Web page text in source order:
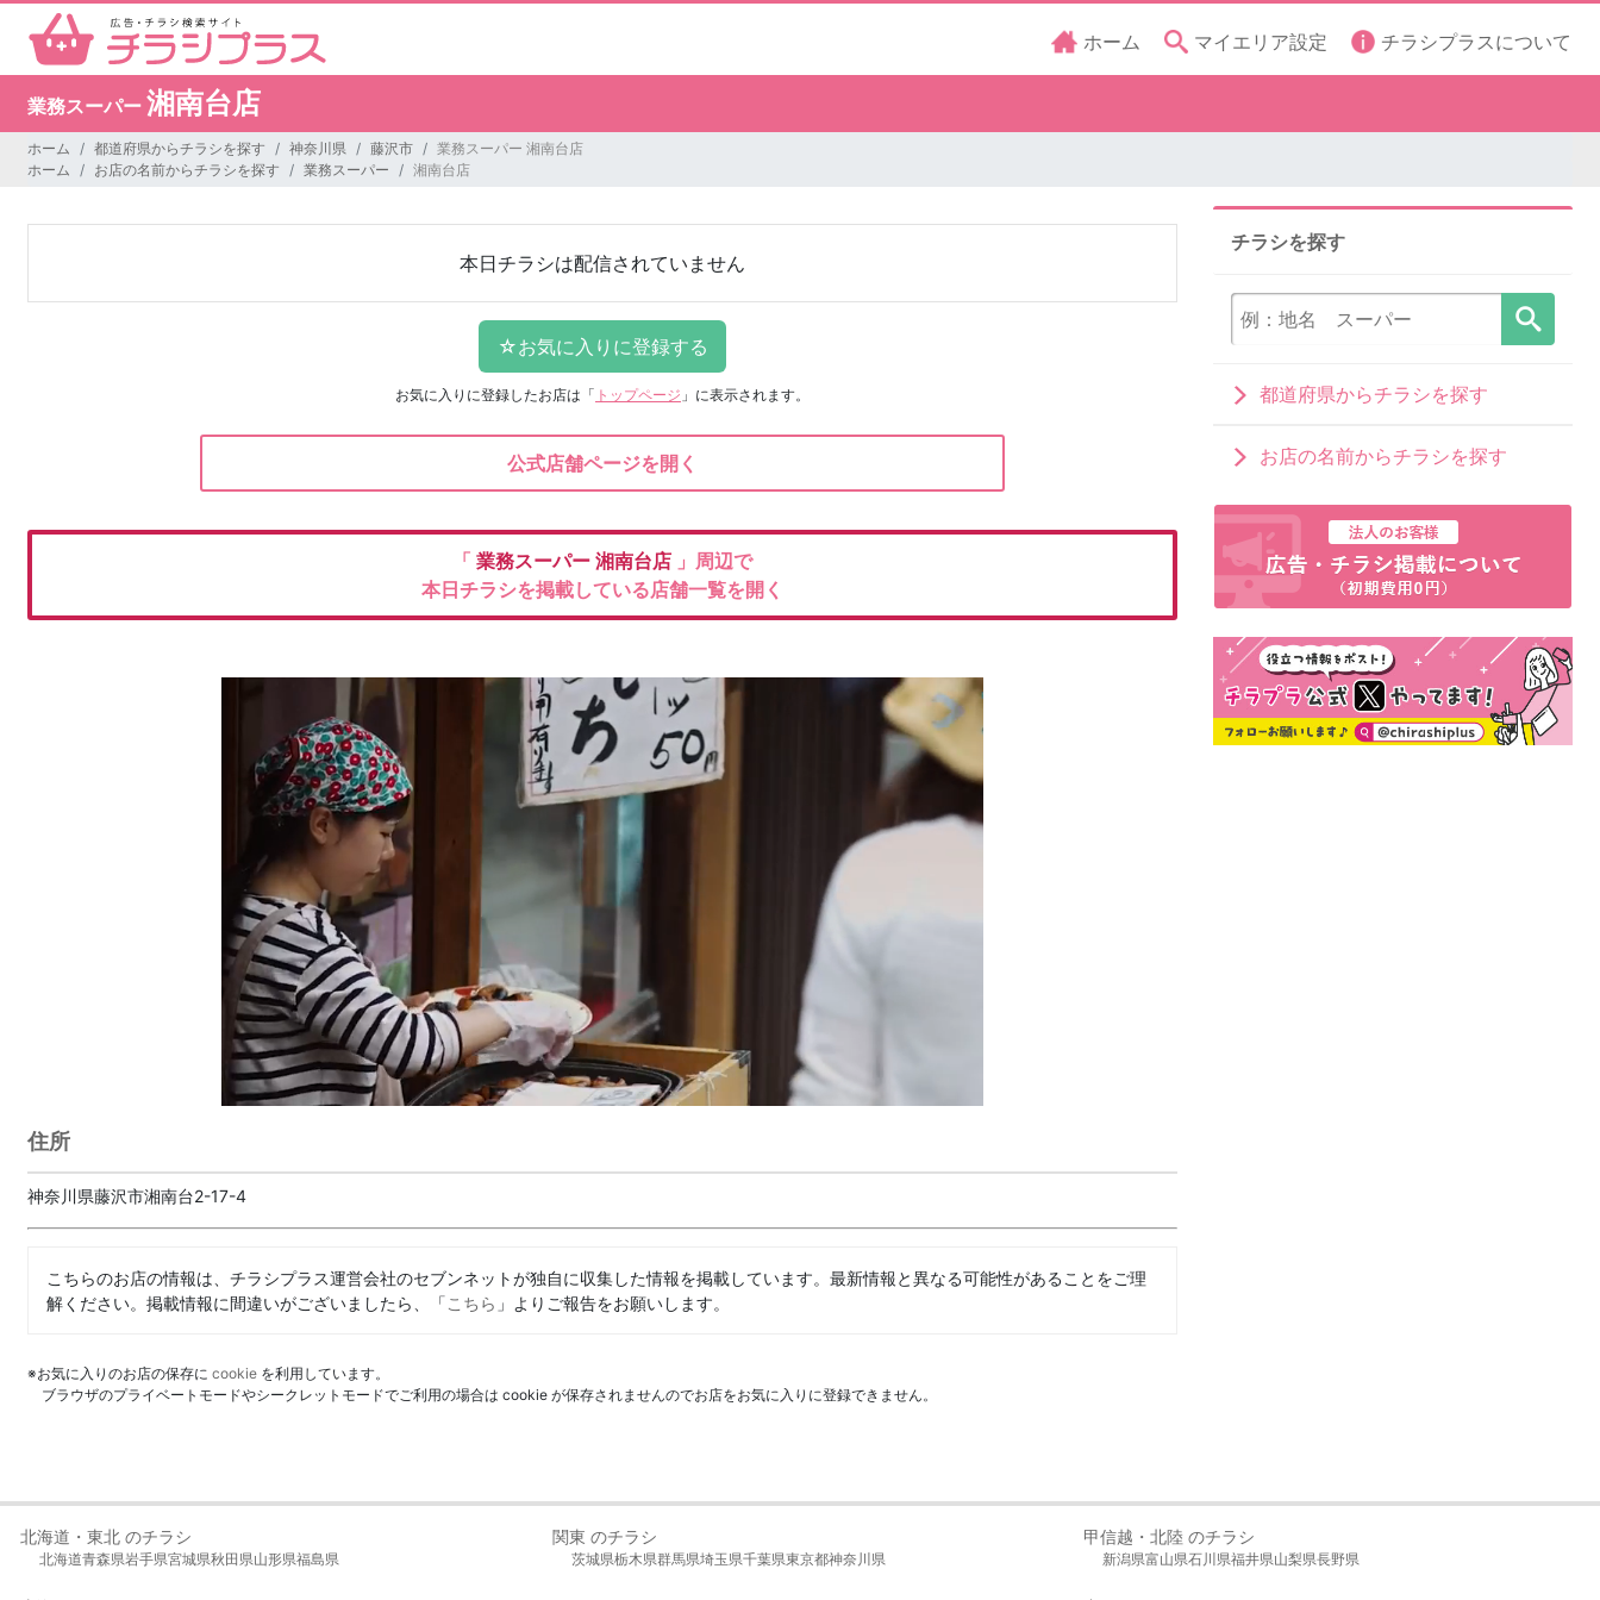
ホーム マイエリア設定 チラシプラスについて
業務スーパー 湘南台店
ホーム 都道府県からチラシを探す 神奈川県 藤沢市
業務スーパー 湘南台店
ホーム
お店の名前からチラシを探す 業務スーパー 湘南台店
本日チラシは配信されていません
お気に入りに登録したお店は 「 トップページ 」に表示されます。
公式店舗ページを開く
「 業務スーパー 湘南台店 」周辺で
本日チラシを掲載している店舗一覧を開く
住所
神奈川県藤沢市湘南台2-17-4
こちらのお店の情報は、チラシプラス運営会社のセブンネットが独自に収集した情報を掲載しています。最新情報と異なる可能性があることをご理
解ください。掲載情報に間違いがございましたら、「こちら 」よりご報告をお願いします。
※お気に入りのお店の保存に cookie を利用しています。
ブラウザのプライベートモードやシークレットモードでご利用の場合は cookie が保存されませんのでお店をお気に入りに登録できません。
チラシを探す
都道府県からチラシを探す
お店の名前からチラシを探す
北海道・東北 のチラシ
北海道青森県岩手県宮城県秋田県山形県福島県
関東 のチラシ
茨城県栃木県群馬県埼玉県千葉県東京都神奈川県
甲信越・北陸 のチラシ
新潟県富山県石川県福井県山梨県長野県